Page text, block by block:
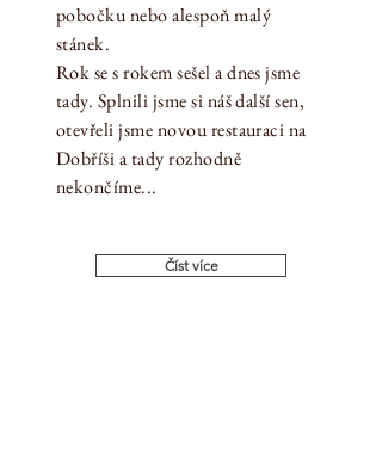
pobočku nebo alespoň malý
stánek.
Rok se s rokem sešel a dnes jsme
tady. Splnili jsme si náš další sen,
otevřeli jsme novou restauraci na
Dobříši a tady rozhodně
nekončíme...
Číst více